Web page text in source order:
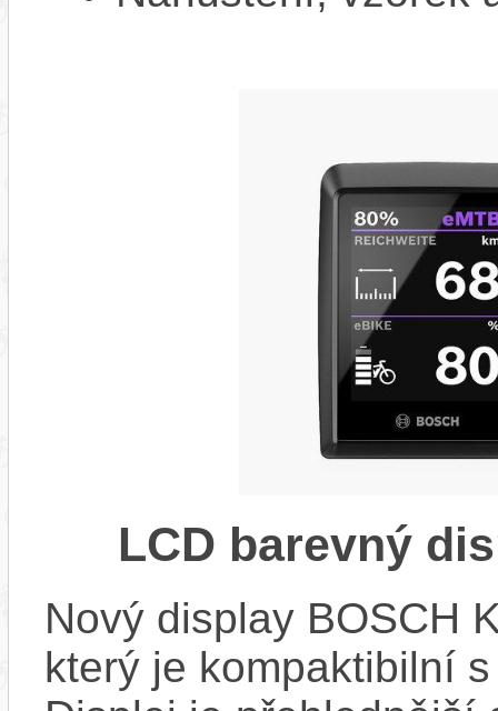
LCD barevný
Nový display BOSCH
který je kompaktibilní